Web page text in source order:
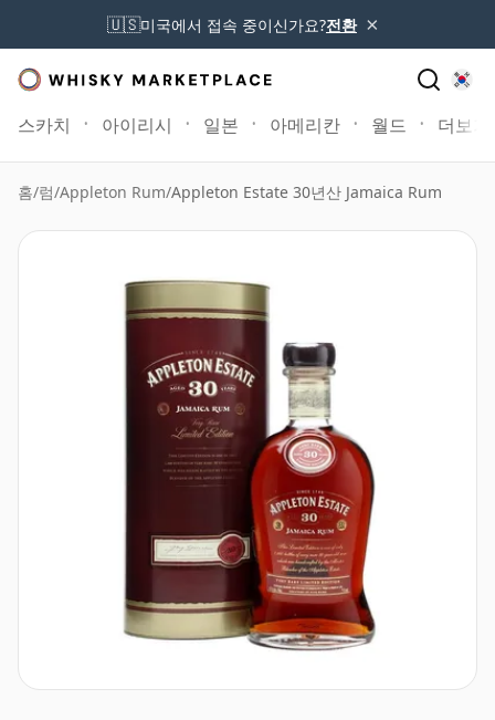
🇺🇸미국에서 접속 중이신가요?전환 ×
스카치 아이리시 일본 아메리칸 월드 더보기
홈/럼/Appleton Rum/Appleton Estate 30년산 Jamaica Rum